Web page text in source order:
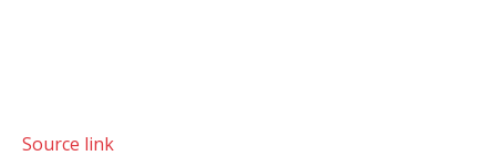
Source link